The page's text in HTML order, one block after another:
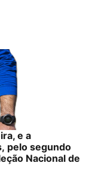
e a
pelo segundo
Nacional de